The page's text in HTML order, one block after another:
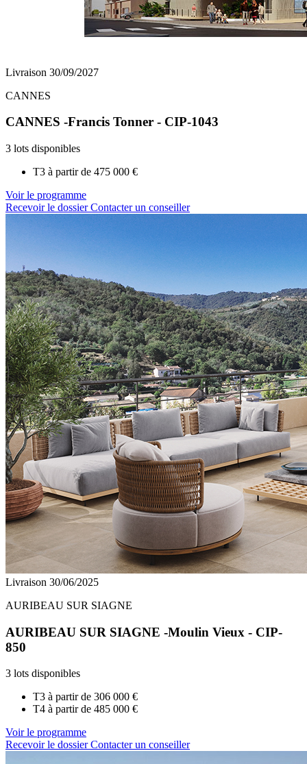
Livraison 30/09/2027
CANNES
CANNES -Francis Tonner - CIP-1043
3 lots disponibles
T3 à partir de 475 000 €
Voir le programme
Recevoir le dossierContacter un conseiller
Livraison 30/06/2025
AURIBEAU SUR SIAGNE
AURIBEAU SUR SIAGNE -Moulin Vieux - CIP-
850
3 lots disponibles
T3 à partir de 306 000 €
T4 à partir de 485 000 €
Voir le programme
Recevoir le dossierContacter un conseiller